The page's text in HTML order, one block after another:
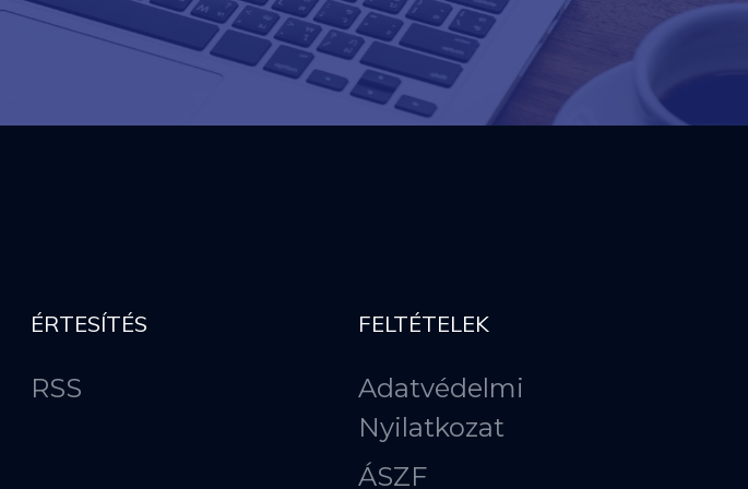
ÉRTESÍTÉS
RSS
FELTÉTELEK
Adatvédelmi
Nyilatkozat
ÁSZF